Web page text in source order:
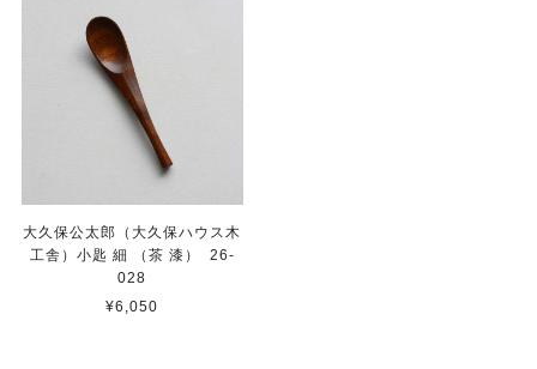
大久保公太郎（大久保ハウス木
工舎）小匙 細 （茶 漆） 26-
028
¥6,050